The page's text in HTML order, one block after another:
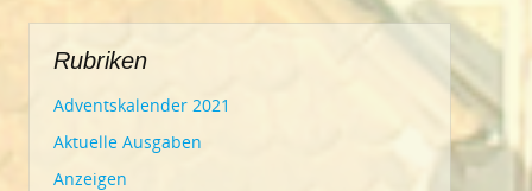
Rubriken
Adventskalender 2021
Aktuelle Ausgaben
Anzeigen